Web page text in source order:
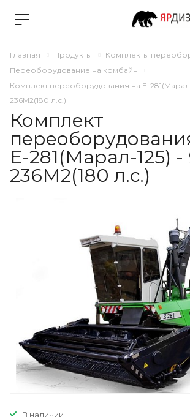
Главная Продукты
Комплекты
Переоборудование на комбайн
Комплект переоборудования на Е-
236М2(180 л.с.)
Комплект
Е-281(Марал-125)
236М2(180 л.с.)
В наличии